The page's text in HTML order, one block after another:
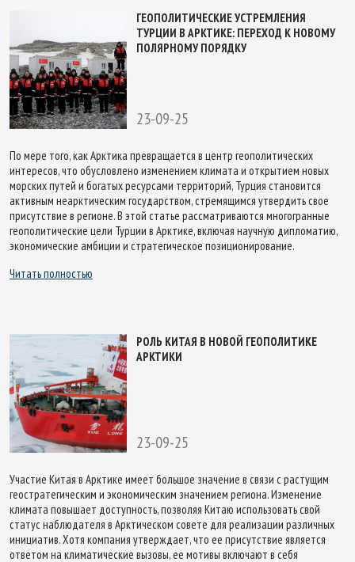
ГЕОПОЛИТИЧЕСКИЕ УСТРЕМЛЕНИЯ
ТУРЦИИ В АРКТИКЕ: ПЕРЕХОД К НОВОМУ
ПОЛЯРНОМУ ПОРЯДКУ
23-09-25
По мере того, как Арктика превращается в центр геополитических
интересов, что обусловлено изменением климата и открытием новых
морских путей и богатых ресурсами территорий, Турция становится
активным неарктическим государством, стремящимся утвердить свое
присутствие в регионе. В этой статье рассматриваются многогранные
геополитические цели Турции в Арктике, включая научную дипломатию,
экономические амбиции и стратегическое позиционирование.
Читать полностью
РОЛЬ КИТАЯ В НОВОЙ ГЕОПОЛИТИКЕ
АРКТИКИ
23-09-25
Участие Китая в Арктике имеет большое значение в связи с растущим
геостратегическим и экономическим значением региона. Изменение
климата повышает доступность, позволяя Китаю использовать свой
статус наблюдателя в Арктическом совете для реализации различных
инициатив. Хотя компания утверждает, что ее присутствие является
ответом на климатические вызовы, ее мотивы включают в себя